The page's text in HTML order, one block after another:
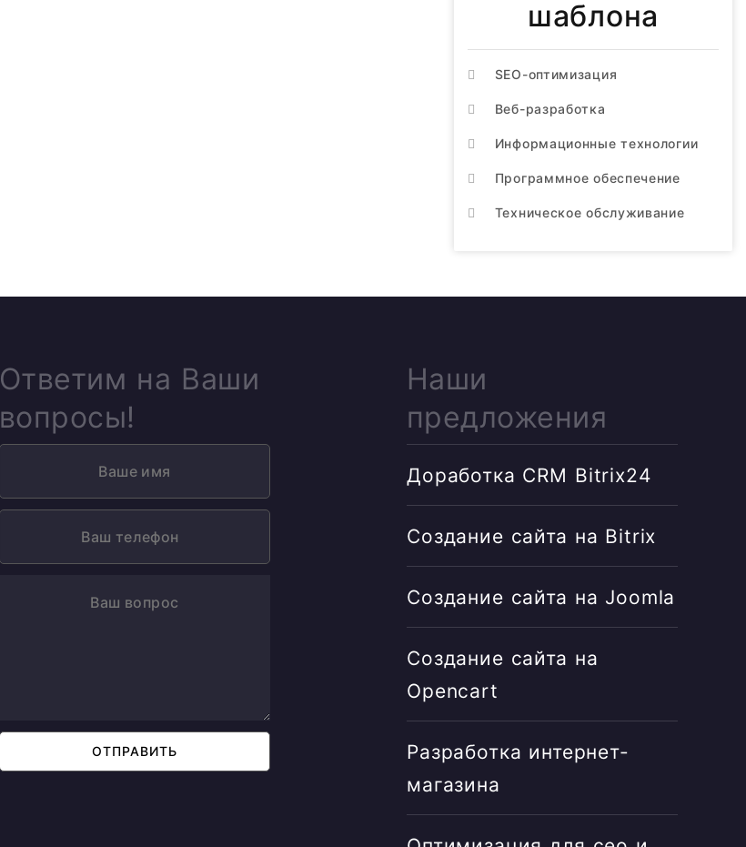
шаблона
SEO-оптимизация
Веб-разработка
Информационные технологии
Программное обеспечение
Техническое обслуживание
Ответим на Ваши
вопросы!
ОТПРАВИТЬ
Наши
предложения
Доработка CRM Bitrix24
Создание сайта на Bitrix
Создание сайта на Joomla
Создание сайта на
Opencart
Разработка интернет-
магазина